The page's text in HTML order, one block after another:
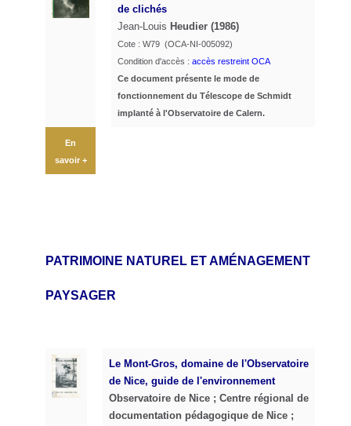
de clichés
Jean-Louis Heudier (1986)
Cote : W79 (OCA-NI-005092)
Condition d'accès : accès restreint OCA
Ce document présente le mode de
fonctionnement du Télescope de Schmidt
implanté à l'Observatoire de Calern.
En
savoir +
PATRIMOINE NATUREL ET AMÉNAGEMENT
PAYSAGER
Le Mont-Gros, domaine de l'Observatoire
de Nice, guide de l'environnement
Observatoire de Nice ; Centre régional de
documentation pédagogique de Nice ;